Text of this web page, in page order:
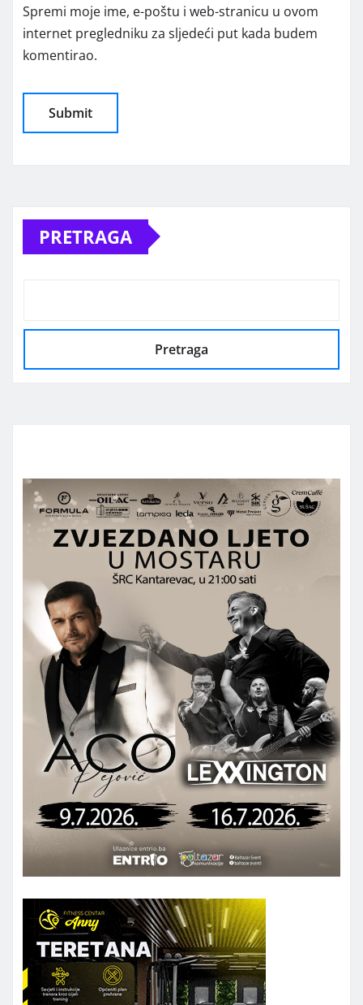
Spremi moje ime, e-poštu i web-stranicu u ovom
internet pregledniku za sljedeći put kada budem
komentirao.
PRETRAGA
Pretraga